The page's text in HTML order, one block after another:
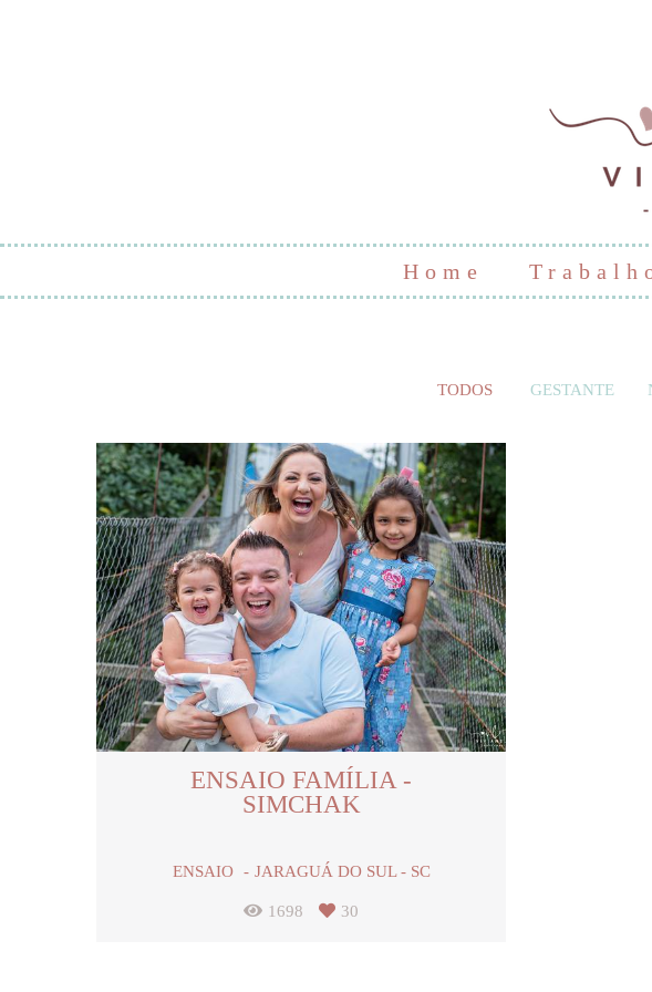
Home
TODOS GESTANTE
ENSAIO FAMÍLIA -
SIMCHAK
ENSAIO JARAGUÁ DO SUL - SC
1698 30